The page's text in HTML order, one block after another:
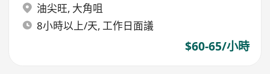
油尖旺, 大角咀
8小時以上/天, 工作日面議
$60-65/小時